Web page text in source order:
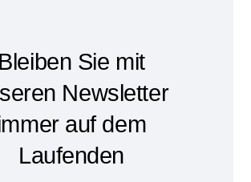
Bleiben Sie mit
Newsletter
auf dem
Laufenden